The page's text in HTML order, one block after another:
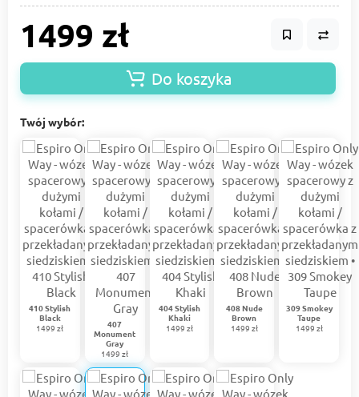
1499 zł
Do koszyka
Twój wybór:
410 Stylish
Black
1499 zł
407
Monument
Gray
1499 zł
404 Stylish
Khaki
1499 zł
408 Nude
Brown
1499 zł
309 Smokey
Taupe
1499 zł